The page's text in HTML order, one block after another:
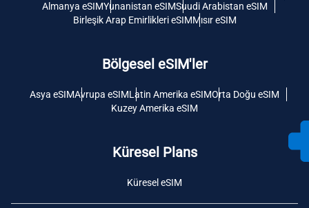
Almanya eSIMYunanistan eSIMSuudi Arabistan eSIM
Birleşik Arap Emirlikleri eSIMMısır eSIM
Bölgesel eSIM'ler
Asya eSIMAvrupa eSIMLatin Amerika eSIMOrta Doğu eSIM
Kuzey Amerika eSIM
Küresel Plans
Küresel eSIM